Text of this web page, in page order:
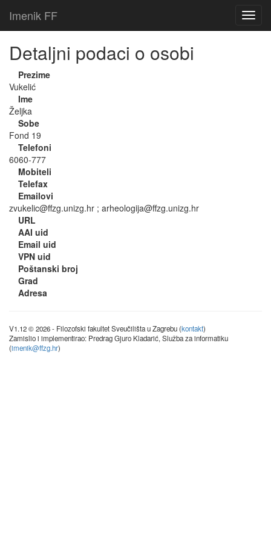
Imenik FF
Detaljni podaci o osobi
Prezime
Vukelić
Ime
Željka
Sobe
Fond 19
Telefoni
6060-777
Mobiteli
Telefax
Emailovi
zvukelic@ffzg.unizg.hr ; arheologija@ffzg.unizg.hr
URL
AAI uid
Email uid
VPN uid
Poštanski broj
Grad
Adresa
V1.12 © 2026 - Filozofski fakultet Sveučilišta u Zagrebu (kontakt)
Zamislio i implementirao: Predrag Gjuro Kladarić, Služba za informatiku
(imenik@ffzg.hr)